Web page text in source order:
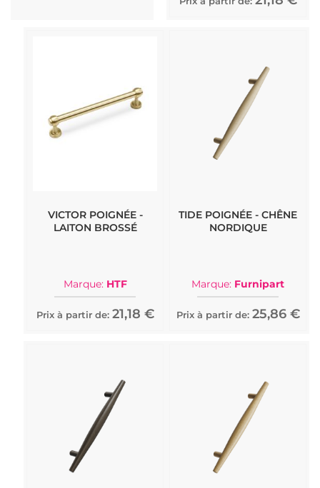
VICTOR POIGNÉE -
LAITON BROSSÉ
Marque: HTF
Prix à partir de: 21,18 €
TIDE POIGNÉE - CHÊNE
NORDIQUE
Marque: Furnipart
Prix à partir de: 25,86 €